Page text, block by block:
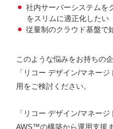
社内サーバーシステムを
をスリムに適正化したい
従量制のクラウド基盤で
このような悩みをお持ちの
「リコー デザイン/マネー
用をご検討ください。
「リコー デザイン/マネー
AWS™の構築から運用支援